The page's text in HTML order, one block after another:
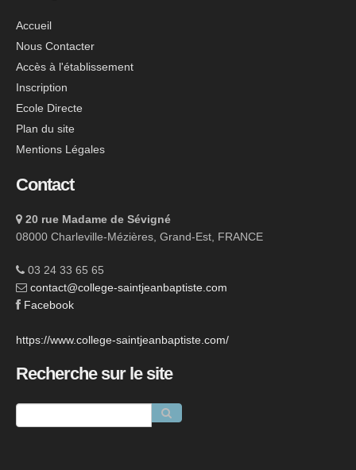
Accueil
Nous Contacter
Accès à l'établissement
Inscription
Ecole Directe
Plan du site
Mentions Légales
Contact
20 rue Madame de Sévigné
08000 Charleville-Mézières, Grand-Est, FRANCE
03 24 33 65 65
contact@college-saintjeanbaptiste.com
Facebook
https://www.college-saintjeanbaptiste.com/
Recherche sur le site